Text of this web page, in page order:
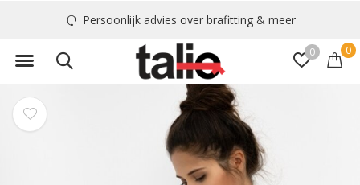
0 0
Persoonlijk advies over brafitting & meer